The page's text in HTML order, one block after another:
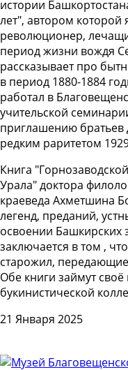
истории
лет", автором которой
революционер,
период жизни вождя
рассказывает про
в период 1880-1884
работал в
учительской
приглашению братьев
редким раритетом
Книга
Урала" доктора
краеведа Ахметшина
легенд, преданий,
освоении Башкирских
заключается в том ,
старожил,
Обе книги займут своё
букинистической
21 Января 2025